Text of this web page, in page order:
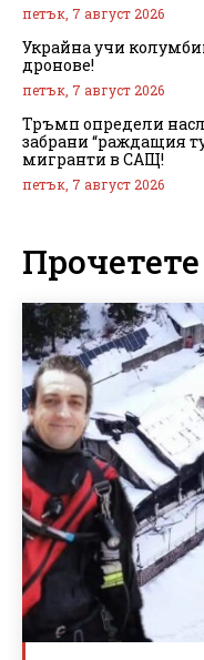
петък, 7 август 2026
Украйна учи
дронове!
петък, 7 август 2026
Тръмп определи
забрани “раждащия
мигранти в САЩ!
петък, 7 август 2026